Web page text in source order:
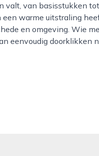
van basisstukken
warme uitstraling
en omgeving. Wie
eenvoudig doorklikken